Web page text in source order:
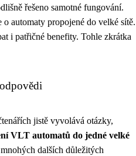
řešeno samotné fungování.
automaty propojené do velké sítě.
i patřičné benefity. Tohle zkrátka
jistě vyvolává otázky,
VLT automatů do jedné velké
dalších důležitých